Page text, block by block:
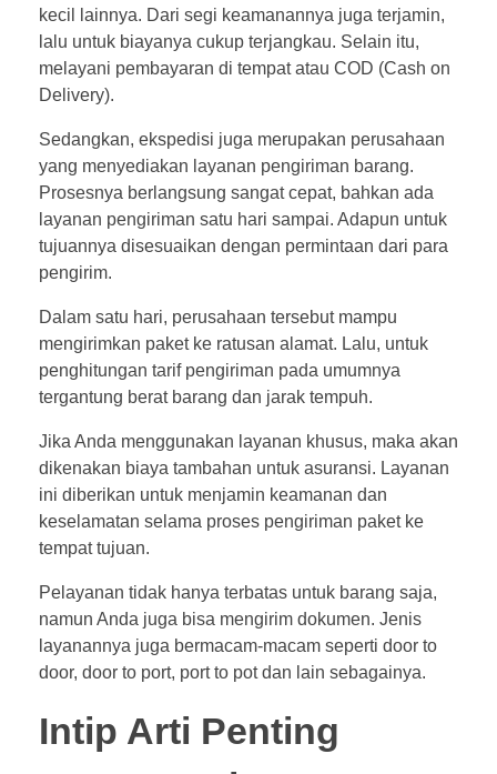
kecil lainnya. Dari segi keamanannya juga terjamin,
lalu untuk biayanya cukup terjangkau. Selain itu,
melayani pembayaran di tempat atau COD (Cash on
Delivery).
Sedangkan, ekspedisi juga merupakan perusahaan
yang menyediakan layanan pengiriman barang.
Prosesnya berlangsung sangat cepat, bahkan ada
layanan pengiriman satu hari sampai. Adapun untuk
tujuannya disesuaikan dengan permintaan dari para
pengirim.
Dalam satu hari, perusahaan tersebut mampu
mengirimkan paket ke ratusan alamat. Lalu, untuk
penghitungan tarif pengiriman pada umumnya
tergantung berat barang dan jarak tempuh.
Jika Anda menggunakan layanan khusus, maka akan
dikenakan biaya tambahan untuk asuransi. Layanan
ini diberikan untuk menjamin keamanan dan
keselamatan selama proses pengiriman paket ke
tempat tujuan.
Pelayanan tidak hanya terbatas untuk barang saja,
namun Anda juga bisa mengirim dokumen. Jenis
layanannya juga bermacam-macam seperti door to
door, door to port, port to pot dan lain sebagainya.
Intip Arti Penting